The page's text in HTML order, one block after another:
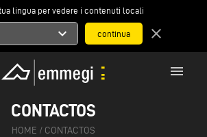
lingua per vedere i contenuti locali
expand_more close
menu
CONTACTOS
HOME / CONTACTOS